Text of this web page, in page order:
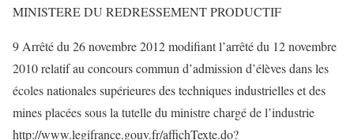
MINISTERE DU REDRESSEMENT PRODUCTIF
9 Arrêté du 26 novembre 2012 modifiant l’arrêté du 12 novembre
2010 relatif au concours commun d’admission d’élèves dans les
écoles nationales supérieures des techniques industrielles et des
mines placées sous la tutelle du ministre chargé de l’industrie
http://www.legifrance.gouv.fr/affichTexte.do?